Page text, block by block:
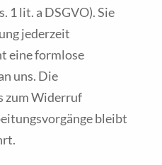
1 lit. a DSGVO). Sie
jederzeit
eine formlose
uns. Die
zum Widerruf
bleibt